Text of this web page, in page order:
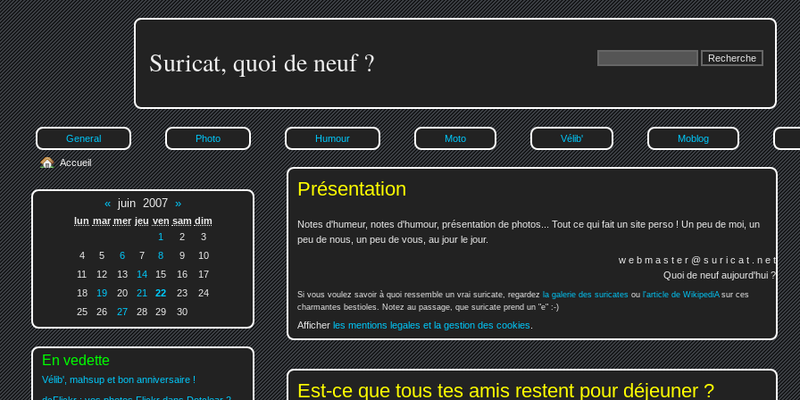
Suricat, quoi de neuf ?
General Photo Humour Moto Vélib' Moblog
Présentation
Notes d'humeur, notes d'humour, présentation de photos... Tout ce qui fait un site perso ! Un peu de moi, un
peu de nous, un peu de vous, au jour le jour.
w e b m a s t e r @ s u r i c a t . n e t
Quoi de neuf aujourd'hui ?
Si vous voulez savoir à quoi ressemble un vrai suricate, regardez la galerie des suricates ou l'article de WikipediAsur ces
charmantes bestioles. Notez au passage, que suricate prend un "e" :-)
Afficher les mentions legales et la gestion des cookies
Est-ce que tous tes amis restent pour déjeuner ?
Accueil
« juin 2007 »
lun mar mer jeu ven sam dim
1
2
3
4
5 6 7 8 9
10
11
12 13 14 15 16
17
18
19 20 21 22 23
24
25
26 27 28 29 30
En vedette
Vélib', mahsup et bon anniversaire !